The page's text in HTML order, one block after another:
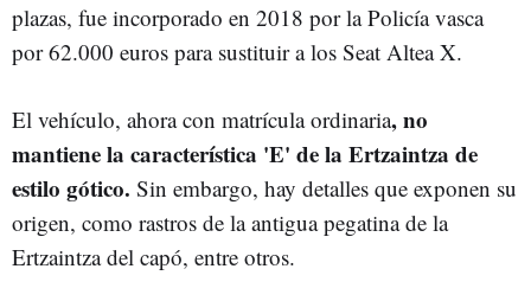
plazas, fue incorporado en 2018 por la Policía vasca
por 62.000 euros para sustituir a los Seat Altea X.
El vehículo, ahora con matrícula ordinaria, no
mantiene la característica 'E' de la Ertzaintza de
estilo gótico. Sin embargo, hay detalles que exponen su
origen, como rastros de la antigua pegatina de la
Ertzaintza del capó, entre otros.